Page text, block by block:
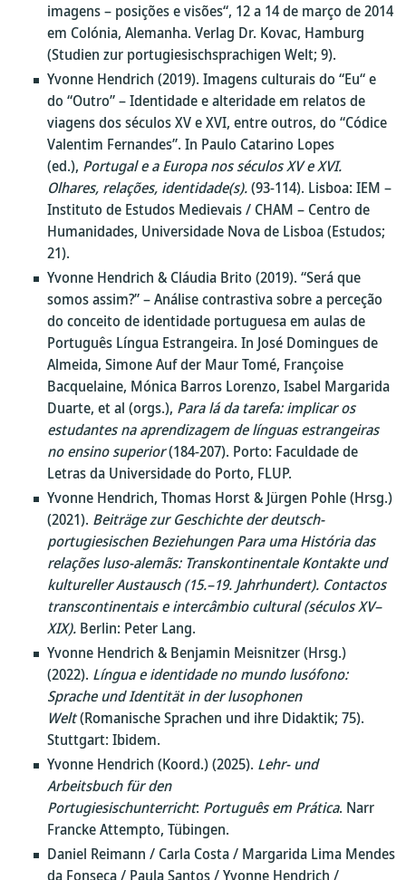
imagens – posições e visões“, 12 a 14 de março de 2014
em Colónia, Alemanha. Verlag Dr. Kovac, Hamburg
(Studien zur portugiesischsprachigen Welt; 9).
Yvonne Hendrich (2019). Imagens culturais do “Eu“ e
do “Outro” – Identidade e alteridade em relatos de
viagens dos séculos XV e XVI, entre outros, do “Códice
Valentim Fernandes”. In Paulo Catarino Lopes
(ed.), Portugal e a Europa nos séculos XV e XVI.
Olhares, relações, identidade(s).(93-114). Lisboa: IEM –
Instituto de Estudos Medievais / CHAM – Centro de
Humanidades, Universidade Nova de Lisboa (Estudos;
21).
Yvonne Hendrich & Cláudia Brito (2019). “Será que
somos assim?” – Análise contrastiva sobre a perceção
do conceito de identidade portuguesa em aulas de
Português Língua Estrangeira. In José Domingues de
Almeida, Simone Auf der Maur Tomé, Françoise
Bacquelaine, Mónica Barros Lorenzo, Isabel Margarida
Duarte, et al (orgs.), Para lá da tarefa: implicar os
estudantes na aprendizagem de línguas estrangeiras
no ensino superior(184-207). Porto: Faculdade de
Letras da Universidade do Porto, FLUP.
Yvonne Hendrich, Thomas Horst & Jürgen Pohle (Hrsg.)
(2021). Beiträge zur Geschichte der deutsch-
portugiesischen Beziehungen Para uma História das
relações luso-alemãs: Transkontinentale Kontakte und
kultureller Austausch (15.–19. Jahrhundert). Contactos
transcontinentais e intercâmbio cultural (séculos XV–
XIX). Berlin: Peter Lang.
Yvonne Hendrich & Benjamin Meisnitzer (Hrsg.)
(2022). Língua e identidade no mundo lusófono:
Sprache und Identität in der lusophonen
Welt(Romanische Sprachen und ihre Didaktik; 75).
Stuttgart: Ibidem.
Yvonne Hendrich (Koord.) (2025). Lehr- und
Arbeitsbuch für den
Portugiesischunterricht: Português em Prática. Narr
Francke Attempto, Tübingen.
Daniel Reimann / Carla Costa / Margarida Lima Mendes
da Fonseca / Paula Santos / Yvonne Hendrich /